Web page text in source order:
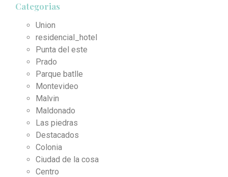
Categorias
Union
residencial_hotel
Punta del este
Prado
Parque batlle
Montevideo
Malvin
Maldonado
Las piedras
Destacados
Colonia
Ciudad de la cosa
Centro